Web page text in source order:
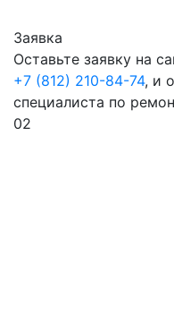
Заявка
Оставьте заявку на
+7 (812) 210-84-74, и
специалиста по
02